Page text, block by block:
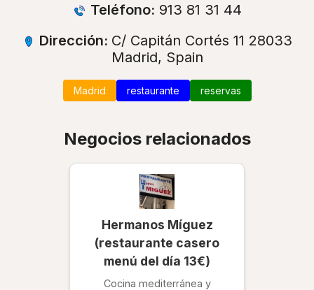
Teléfono: 913 81 31 44
Dirección: C/ Capitán Cortés 11 28033
Madrid, Spain
Madrid restaurante reservas
Negocios relacionados
Hermanos Míguez
(restaurante casero
menú del día 13€)
Cocina mediterránea y